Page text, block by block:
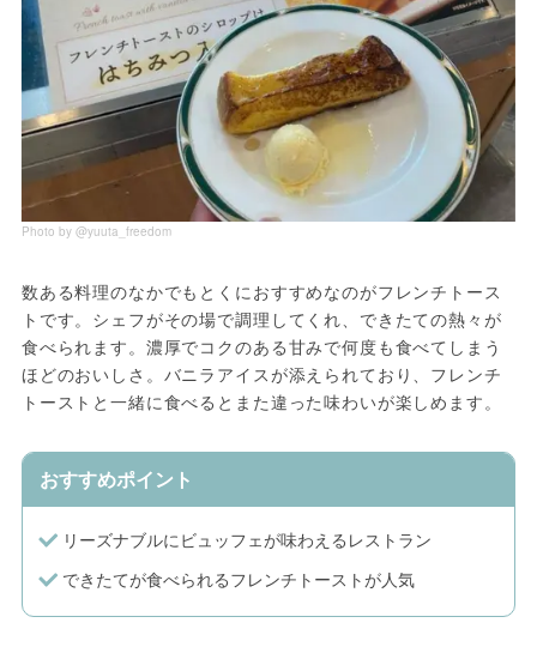
Photo by @yuuta_freedom
数ある料理のなかでもとくにおすすめなのがフレンチトース
トです。シェフがその場で調理してくれ、できたての熱々が
食べられます。濃厚でコクのある甘みで何度も食べてしまう
ほどのおいしさ。バニラアイスが添えられており、フレンチ
トーストと一緒に食べるとまた違った味わいが楽しめます。
おすすめポイント
リーズナブルにビュッフェが味わえるレストラン
できたてが食べられるフレンチトーストが人気